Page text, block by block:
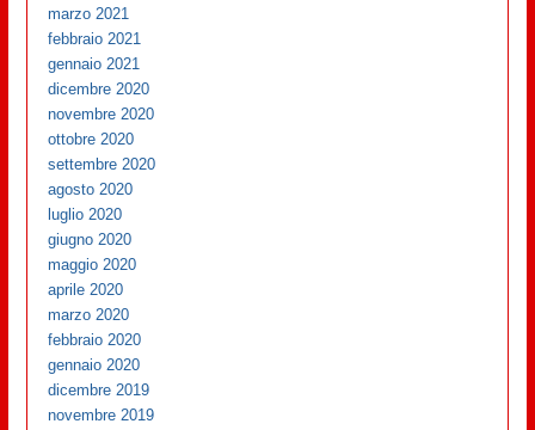
marzo 2021
febbraio 2021
gennaio 2021
dicembre 2020
novembre 2020
ottobre 2020
settembre 2020
agosto 2020
luglio 2020
giugno 2020
maggio 2020
aprile 2020
marzo 2020
febbraio 2020
gennaio 2020
dicembre 2019
novembre 2019